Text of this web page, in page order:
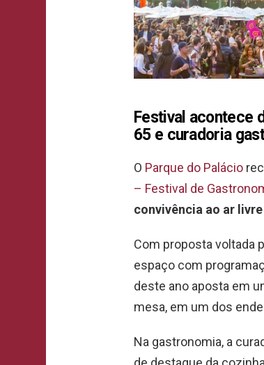
Festival acontece
65e curadoria
O Parque do Palácio
– Festival de
convivência ao ar livre
Com proposta voltada
espaço com
deste ano aposta em
mesa, em um dos
Na gastronomia, a